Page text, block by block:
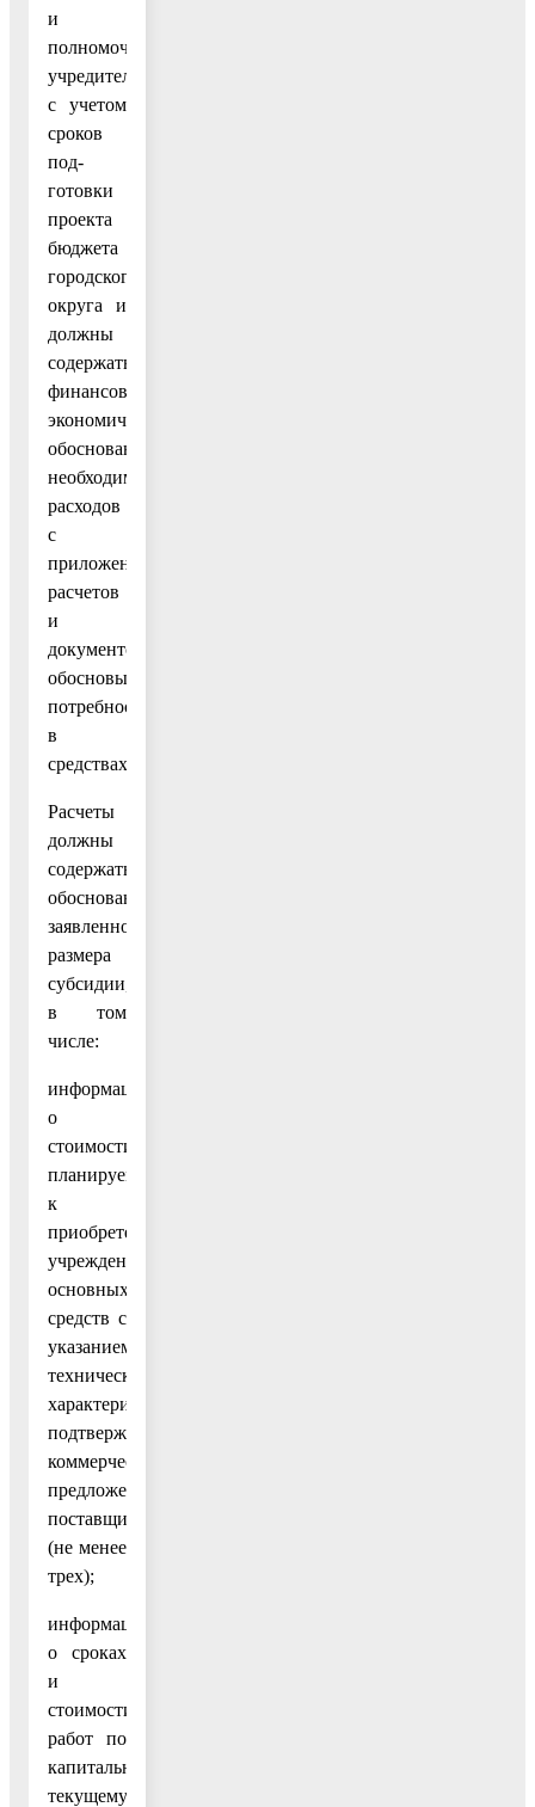
и
полномочия
учредителя
с учетом
сроков
под-
готовки
проекта
бюджета
городского
округа и
должны
содержать
финансово-
экономическое
обоснование
необходимых
расходов
с
приложением
расчетов
и
документов,
обосновывающих
потребность
в
средствах.
Расчеты
должны
содержать
обоснования
заявленного
размера
субсидии,
в том
числе:
информацию
о
стоимости
планируемых
к
приобретению
учреждением
основных
средств с
указанием
технических
характеристик,
подтверждаемую
коммерческими
предложениями
поставщиков
(не менее
трех);
информацию
о сроках
и
стоимости
работ по
капитальному,
текущему